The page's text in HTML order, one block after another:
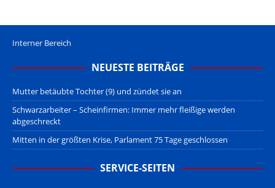
Interner Bereich
NEUESTE BEITRÄGE
Mutter betäubte Tochter (9) und zündet sie an
Schwarzarbeiter – Scheinfirmen: Immer mehr fleißige werden
abgeschreckt
Mitten in der größten Krise, Parlament 75 Tage geschlossen
SERVICE-SEITEN